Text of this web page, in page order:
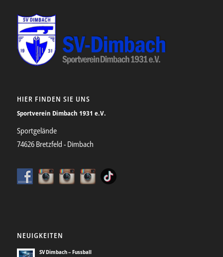
HIER FINDEN SIE UNS
Sportverein Dimbach 1931 e.V.
Sportgelände
74626 Bretzfeld - Dimbach
NEUIGKEITEN
SV Dimbach – Fussball